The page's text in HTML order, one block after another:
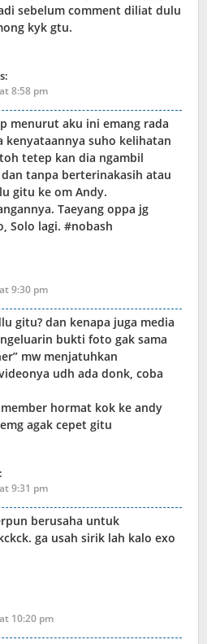
sebelum comment diliat dulu
kyk gtu.
8:58 pm
menurut aku ini emang rada
kenyataannya suho kelihatan
tetep kan dia ngambil
tanpa berterinakasih atau
gitu ke om Andy.
Taeyang oppa jg
Solo lagi. #nobash
9:30 pm
gitu? dan kenapa juga media
bukti foto gak sama
mw menjatuhkan
udh ada donk, coba
hormat kok ke andy
agak cepet gitu
9:31 pm
berusaha untuk
ga usah sirik lah kalo exo
10:20 pm